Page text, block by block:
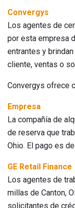
Convergys
Los agentes de
por esta empresa
entrantes y
cliente, ventas o
Convergys ofrece
Empresa
La compañía de
de reserva que
Ohio. El pago es
GE Retail Finance
Los agentes de
millas de Canton,
solicitantes de